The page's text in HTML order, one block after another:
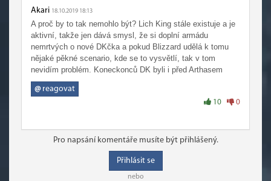
Akari 18.10.2019 18:13
A proč by to tak nemohlo být? Lich King stále existuje a je
aktivní, takže jen dává smysl, že si doplní armádu
nemrtvých o nové DKčka a pokud Blizzard udělá k tomu
nějaké pěkné scenario, kde se to vysvětlí, tak v tom
nevidím problém. Koneckonců DK byli i před Arthasem
@reagovat
10 0
Pro napsání komentáře musíte být přihlášený.
Přihlásit se
nebo